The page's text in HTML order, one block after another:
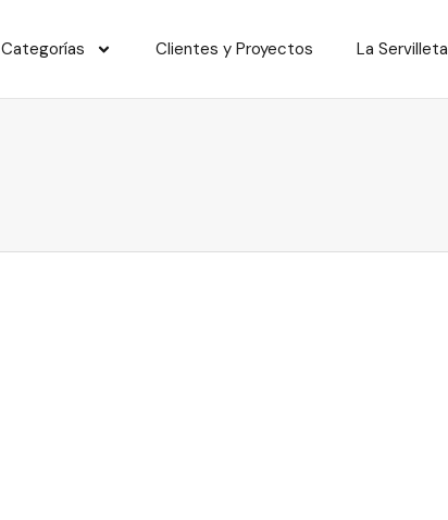
Categorías Clientes y Proyectos La Servilleta